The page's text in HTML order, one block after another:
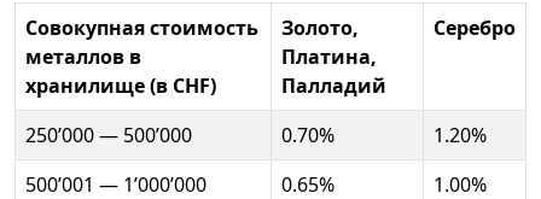
Совокупная стоимость
металлов в
хранилище (в CHF)
Золото,
Платина,
Палладий
Серебро
250’000 — 500’000 0.70%
1.20%
500’001 — 1’000’000
0.65%
1.00%